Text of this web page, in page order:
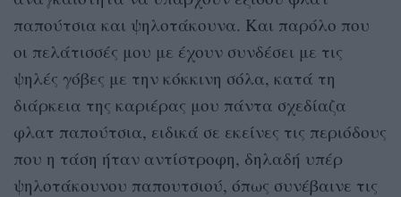
παπούτσια και ψηλοτάκουνα. Και παρόλο που
οι πελάτισσές μου με έχουν συνδέσει με τις
ψηλές γόβες με την κόκκινη σόλα, κατά τη
διάρκεια της καριέρας μου πάντα σχεδίαζα
φλατ παπούτσια, ειδικά σε εκείνες τις περιόδους
που η τάση ήταν αντίστροφη, δηλαδή υπέρ
ψηλοτάκουνου παπουτσιού, όπως συνέβαινε τις